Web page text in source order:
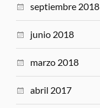
septiembre 2018
junio 2018
marzo 2018
abril 2017